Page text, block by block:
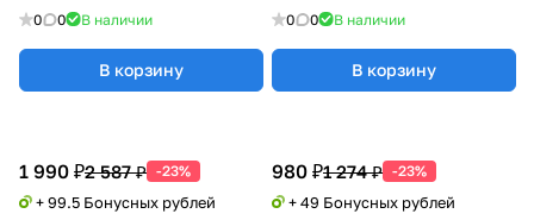
0 0 В наличии
В корзину
1 990 ₽2 587 ₽ -23%
+ 99.5 Бонусных рублей
980 ₽1 274 ₽ -23%
+ 49 Бонусных рублей
0 0 В наличии
В корзину